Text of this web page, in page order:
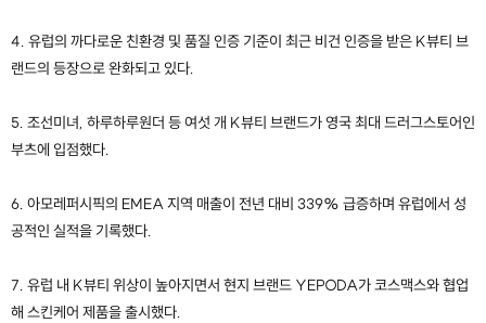
4. 유럽의 까다로운 친환경 및 품질 인증 기준이 최근 비건 인증을 받은 K뷰티 브
랜드의 등장으로 완화되고 있다.
5. 조선미녀, 하루하루원더 등 여섯 개 K뷰티 브랜드가 영국 최대 드러그스토어인
부츠에 입점했다.
6. 아모레퍼시픽의 EMEA 지역 매출이 전년 대비 339% 급증하며 유럽에서 성
공적인 실적을 기록했다.
7. 유럽 내 K뷰티 위상이 높아지면서 현지 브랜드 YEPODA가 코스맥스와 협업
해 스킨케어 제품을 출시했다.